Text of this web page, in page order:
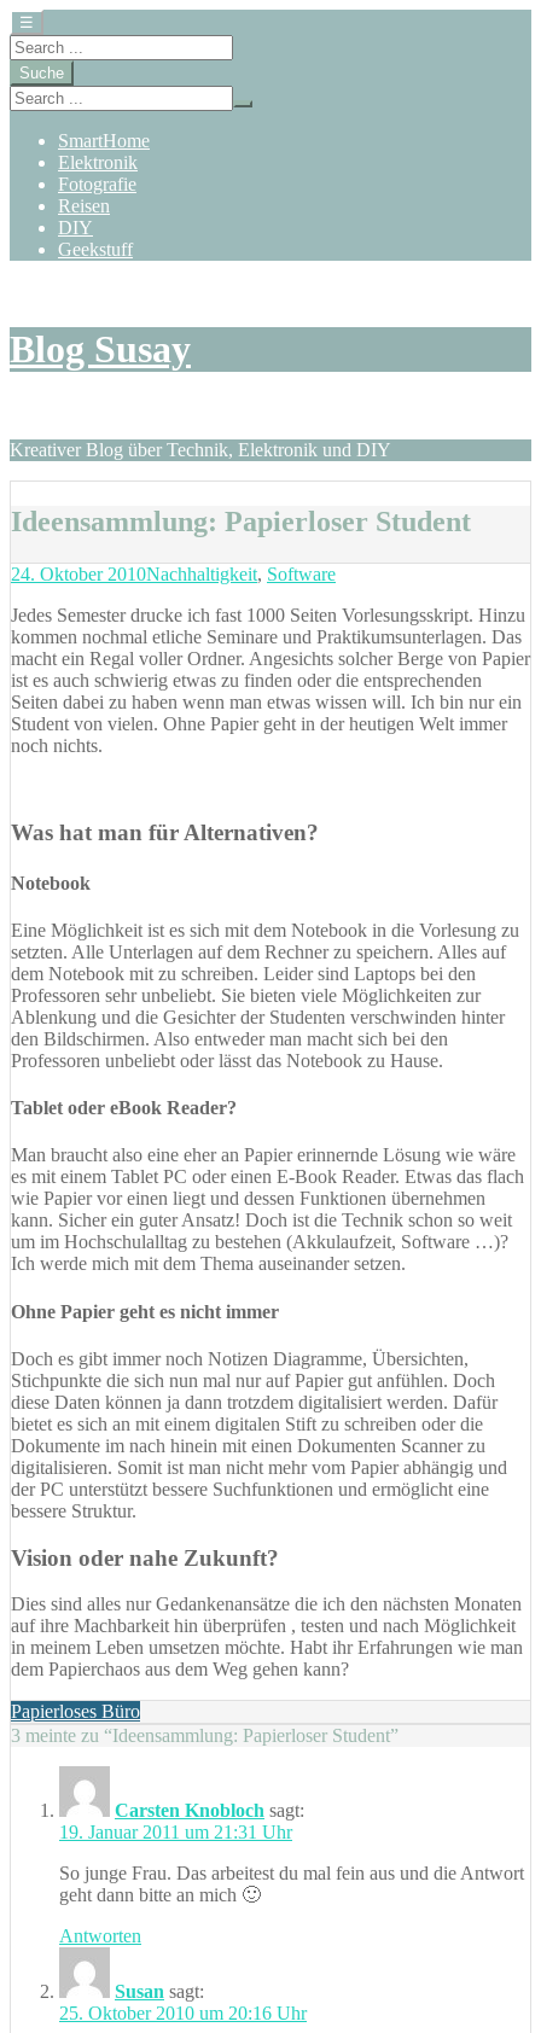
☰
Suche
SmartHome
Elektronik
Fotografie
Reisen
DIY
Geekstuff
springen
Blog Susay
Kreativer Blog über Technik, Elektronik und DIY
Ideensammlung: Papierloser Student
Posted
24. Oktober 2010Categories
Nachhaltigkeit, Software
Jedes Semester drucke ich fast 1000 Seiten Vorlesungsskript. Hinzu
kommen nochmal etliche Seminare und Praktikumsunterlagen. Das
macht ein Regal voller Ordner. Angesichts solcher Berge von Papier
ist es auch schwierig etwas zu finden oder die entsprechenden
Seiten dabei zu haben wenn man etwas wissen will. Ich bin nur ein
Student von vielen. Ohne Papier geht in der heutigen Welt immer
noch nichts.
Was hat man für Alternativen?
Notebook
Eine Möglichkeit ist es sich mit dem Notebook in die Vorlesung zu
setzten. Alle Unterlagen auf dem Rechner zu speichern. Alles auf
dem Notebook mit zu schreiben. Leider sind Laptops bei den
Professoren sehr unbeliebt. Sie bieten viele Möglichkeiten zur
Ablenkung und die Gesichter der Studenten verschwinden hinter
den Bildschirmen. Also entweder man macht sich bei den
Professoren unbeliebt oder lässt das Notebook zu Hause.
Tablet oder eBook Reader?
Man braucht also eine eher an Papier erinnernde Lösung wie wäre
es mit einem Tablet PC oder einen E-Book Reader. Etwas das flach
wie Papier vor einen liegt und dessen Funktionen übernehmen
kann. Sicher ein guter Ansatz! Doch ist die Technik schon so weit
um im Hochschulalltag zu bestehen (Akkulaufzeit, Software …)?
Ich werde mich mit dem Thema auseinander setzen.
Ohne Papier geht es nicht immer
Doch es gibt immer noch Notizen Diagramme, Übersichten,
Stichpunkte die sich nun mal nur auf Papier gut anfühlen. Doch
diese Daten können ja dann trotzdem digitalisiert werden. Dafür
bietet es sich an mit einem digitalen Stift zu schreiben oder die
Dokumente im nach hinein mit einen Dokumenten Scanner zu
digitalisieren. Somit ist man nicht mehr vom Papier abhängig und
der PC unterstützt bessere Suchfunktionen und ermöglicht eine
bessere Struktur.
Vision oder nahe Zukunft?
Dies sind alles nur Gedankenansätze die ich den nächsten Monaten
auf ihre Machbarkeit hin überprüfen , testen und nach Möglichkeit
in meinem Leben umsetzen möchte. Habt ihr Erfahrungen wie man
dem Papierchaos aus dem Weg gehen kann?
Tags
Papierloses Büro
3 meinte zu “Ideensammlung: Papierloser Student”
Carsten Knobloch sagt:
19. Januar 2011 um 21:31 Uhr
So junge Frau. Das arbeitest du mal fein aus und die Antwort
geht dann bitte an mich 🙂
Antworten
Susan sagt:
25. Oktober 2010 um 20:16 Uhr